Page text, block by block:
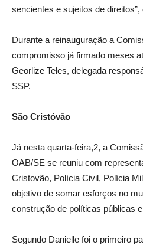
sencientes e sujeitos de
Durante a reinauguração a
compromisso já firmado meses
Georlize Teles, delegada
SSP.
São Cristóvão
Já nesta quarta-feira,2, a
OAB/SE se reuniu com
Cristovão, Polícia Civil, Polícia
objetivo de somar esforços no
construção de políticas públicas
Segundo Danielle foi o primeiro